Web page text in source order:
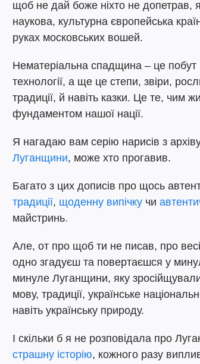
щоб не дай боже ніхто не допетрав,
наукова, культурна європейська
руках московських вошей.
Нематеріальна спадщина – це побут
технології, а ще це степи, звіри,
традиції, й навіть казки. Це те, чим
фундаментом нашої нації.
Я нагадаю вам серію нарисів з
Луганщини, може хто прогавив.
Багато з цих дописів про щось
традиції, щоденну випічку чи
майстринь.
Але, от про щоб ти не писав, про
одно згадуєш та повертаєшся у
минуле Луганщини, яку
мову, традиції, українське
навіть українську природу.
І скільки б я не розповідала про
страшну історію, кожного разу